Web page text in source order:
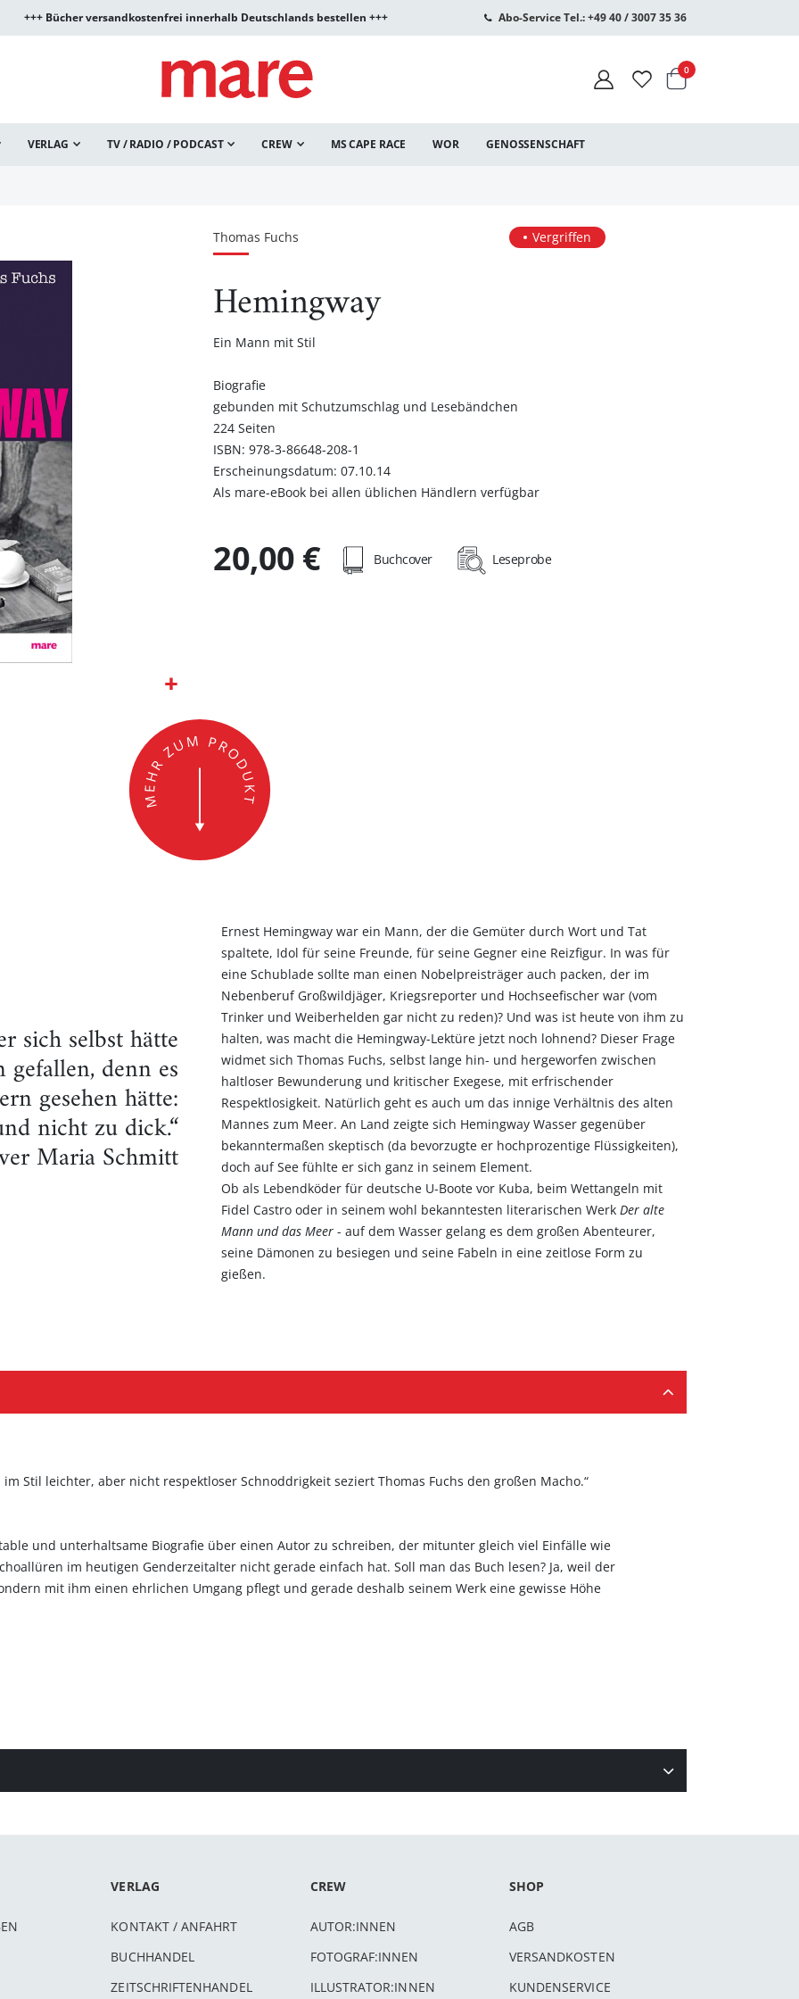
+++ Bücher versandkostenfrei innerhalb Deutschlands bestellen +++ Abo-Service Tel.: +49 40 / 3007 35 36
Warenkorb
0Artikel
VERLAG TV / RADIO / PODCAST CREW MS CAPE RACE WOR GENOSSENSCHAFT
Thomas Fuchs Vergriffen
Hemingway
Ein Mann mit Stil
Biografie
gebunden mit Schutzumschlag und Lesebändchen
224 Seiten
ISBN: 978-3-86648-208-1
Erscheinungsdatum: 07.10.14
Als mare-eBook bei allen üblichen Händlern verfügbar
20,00 € Buchcover Leseprobe
sich selbst hätte
denn es
gesehen hätte:
nicht zu dick.“
Maria Schmitt
Ernest Hemingway war ein Mann, der die Gemüter durch Wort und Tat
spaltete, Idol für seine Freunde, für seine Gegner eine Reizfigur. In was für
eine Schublade sollte man einen Nobelpreisträger auch packen, der im
Nebenberuf Großwildjäger, Kriegsreporter und Hochseefischer war (vom
Trinker und Weiberhelden gar nicht zu reden)? Und was ist heute von ihm zu
halten, was macht die Hemingway-Lektüre jetzt noch lohnend? Dieser Frage
widmet sich Thomas Fuchs, selbst lange hin- und hergeworfen zwischen
haltloser Bewunderung und kritischer Exegese, mit erfrischender
Respektlosigkeit. Natürlich geht es auch um das innige Verhältnis des alten
Mannes zum Meer. An Land zeigte sich Hemingway Wasser gegenüber
bekanntermaßen skeptisch (da bevorzugte er hochprozentige Flüssigkeiten),
doch auf See fühlte er sich ganz in seinem Element.
Ob als Lebendköder für deutsche U-Boote vor Kuba, beim Wettangeln mit
Fidel Castro oder in seinem wohl bekanntesten literarischen Werk Der alte
Mann und das Meer - auf dem Wasser gelang es dem großen Abenteurer,
seine Dämonen zu besiegen und seine Fabeln in eine zeitlose Form zu
gießen.
Stil leichter, aber nicht respektloser Schnoddrigkeit seziert Thomas Fuchs den großen Macho.“
und unterhaltsame Biografie über einen Autor zu schreiben, der mitunter gleich viel Einfälle wie
im heutigen Genderzeitalter nicht gerade einfach hat. Soll man das Buch lesen? Ja, weil der
mit ihm einen ehrlichen Umgang pflegt und gerade deshalb seinem Werk eine gewisse Höhe
VERLAG
KONTAKT / ANFAHRT
BUCHHANDEL
ZEITSCHRIFTENHANDEL
CREW
AUTOR:INNEN
FOTOGRAF:INNEN
ILLUSTRATOR:INNEN
SHOP
AGB
VERSANDKOSTEN
KUNDENSERVICE